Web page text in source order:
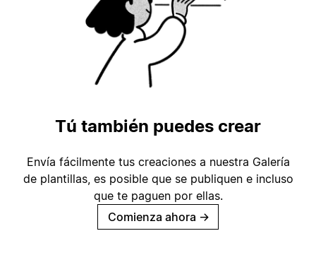
Tú también puedes crear
Envía fácilmente tus creaciones a nuestra Galería
de plantillas, es posible que se publiquen e incluso
que te paguen por ellas.
Comienza ahora →